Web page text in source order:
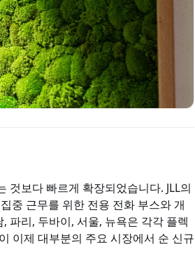
보다 빠르게 확장되었습니다. JLL의
중 근무를 위한 전용 전화 부스와 개
파리, 두바이, 서울, 뉴욕은 각각 플렉
이제 대부분의 주요 시장에서 순 신규